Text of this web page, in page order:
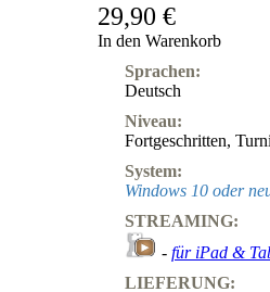
29,90 €
In den Warenkorb
Sprachen:
Deutsch
Niveau:
Fortgeschritten,
System:
Windows 10 oder
STREAMING:
- für iPad &
LIEFERUNG: